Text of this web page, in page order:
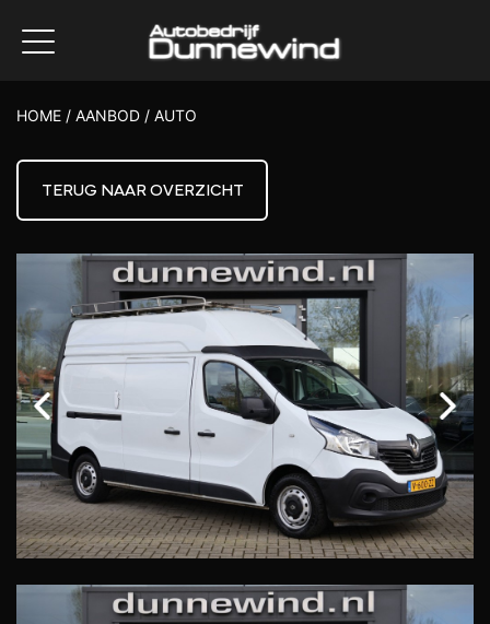
HOME / AANBOD / AUTO
TERUG NAAR OVERZICHT